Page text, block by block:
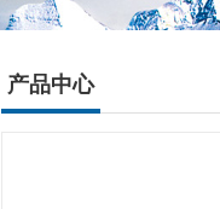
产品中心